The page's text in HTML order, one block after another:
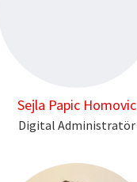
Sejla Papic Homovic
Digital Administratör